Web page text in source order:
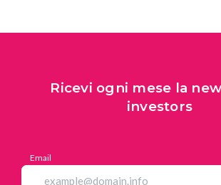
Ricevi ogni mese la
investors
Email